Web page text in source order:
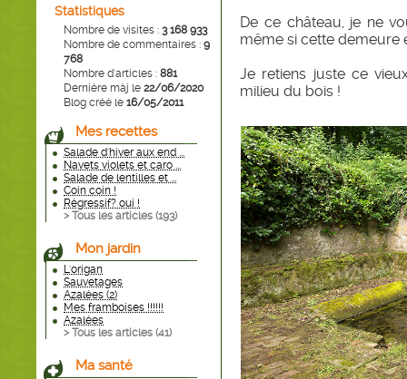
Statistiques
Nombre de visites : 3 168 933
Nombre de commentaires : 9
768
Nombre d'articles : 881
Dernière màj le 22/06/2020
Blog créé le 16/05/2011
Mes recettes
Salade d'hiver aux end ...
Navets violets et caro ...
Salade de lentilles et ...
Coin coin !
Régressif? oui !
> Tous les articles (193)
Mon jardin
L'origan
Sauvetages
Azalées (2)
Mes framboises !!!!!!
Azalées
> Tous les articles (41)
Ma santé
De ce château, je ne
même si cette demeure
Je retiens juste ce
milieu du bois !